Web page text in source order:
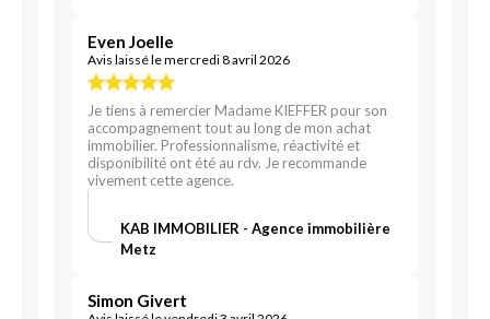
Even Joelle
Avis laissé le mercredi 8 avril 2026
Je tiens à remercier Madame KIEFFER pour son
accompagnement tout au long de mon achat
immobilier. Professionnalisme, réactivité et
disponibilité ont été au rdv. Je recommande
vivement cette agence.
KAB IMMOBILIER - Agence immobilière
Metz
Simon Givert